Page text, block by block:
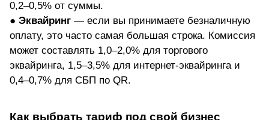
0,2–0,5% от суммы.
● Эквайринг — если вы принимаете безналичную
оплату, это часто самая большая строка. Комиссия
может составлять 1,0–2,0% для торгового
эквайринга, 1,5–3,5% для интернет-эквайринга и
0,4–0,7% для СБП по QR.
Как выбрать тариф под свой бизнес